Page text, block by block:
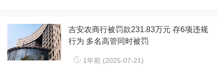
吉安农商行被罚款231.83万元 存6项违规
行为 多名高管同时被罚
1年前 (2025-07-21)